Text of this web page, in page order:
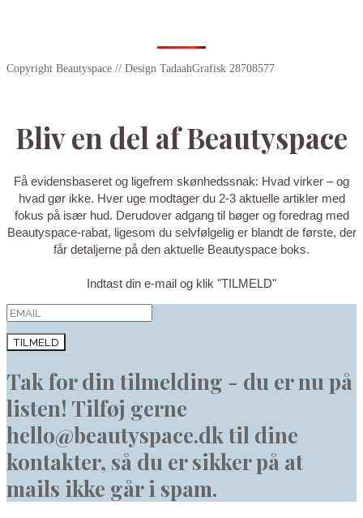
Copyright Beautyspace // Design TadaahGrafisk 28708577
Bliv en del af Beautyspace
Få evidensbaseret og ligefrem skønhedssnak: Hvad virker – og
hvad gør ikke. Hver uge modtager du 2-3 aktuelle artikler med
fokus på især hud. Derudover adgang til bøger og foredrag med
Beautyspace-rabat, ligesom du selvfølgelig er blandt de første, der
får detaljerne på den aktuelle Beautyspace boks.
Indtast din e-mail og klik "TILMELD"
TILMELD
Tak for din tilmelding - du er nu på
listen! Tilføj gerne
hello@beautyspace.dk til dine
kontakter, så du er sikker på at
mails ikke går i spam.